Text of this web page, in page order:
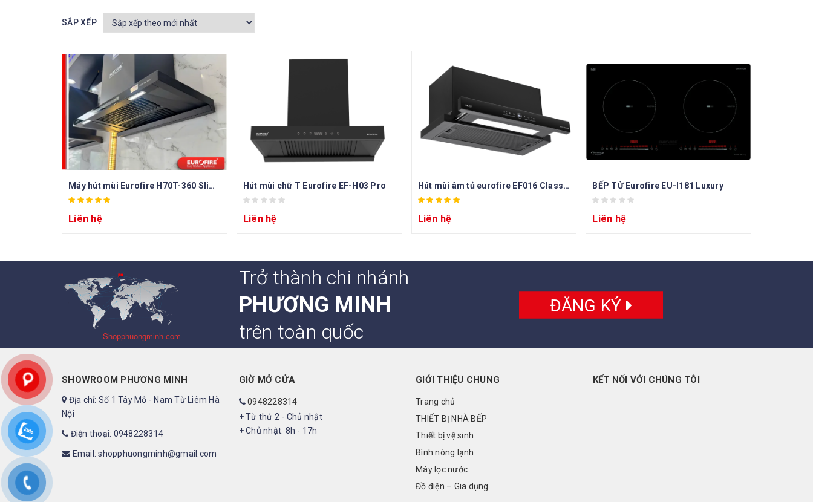
SẮP XẾP
Máy hút mùi Eurofire H70T-360 Slim+
Liên hệ
Hút mùi chữ T Eurofire EF-H03 Pro
Liên hệ
Hút mùi âm tủ eurofire EF016 Classical
Liên hệ
BẾP TỪ Eurofire EU-I181 Luxury
Liên hệ
Trở thành chi nhánh
PHƯƠNG MINH
trên toàn quốc
ĐĂNG KÝ
SHOWROOM PHƯƠNG MINH
Địa chỉ: Số 1 Tây Mỗ - Nam Từ Liêm Hà
Nội
Điện thoại: 0948228314
Email: shopphuongminh@gmail.com
GIỜ MỞ CỬA
0948228314
+ Từ thứ 2 - Chủ nhật
+ Chủ nhật: 8h - 17h
GIỚI THIỆU CHUNG
Trang chủ
THIẾT BỊ NHÀ BẾP
Thiết bị vệ sinh
Bình nóng lạnh
Máy lọc nước
Đồ điện – Gia dụng
KẾT NỐI VỚI CHÚNG TÔI